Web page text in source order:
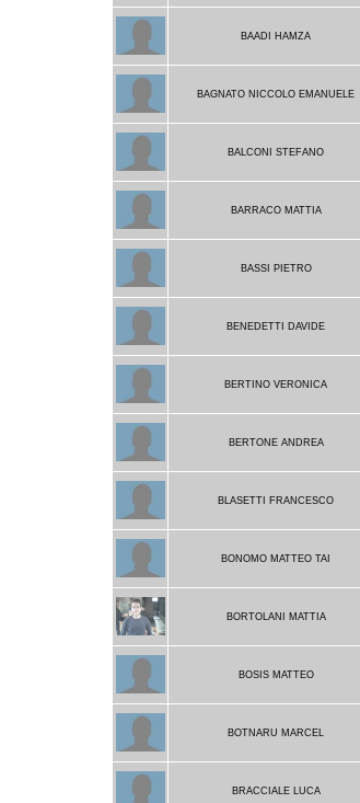
BAADI HAMZA
BAGNATO NICCOLO EMANUELE
BALCONI STEFANO
BARRACO MATTIA
BASSI PIETRO
BENEDETTI DAVIDE
BERTINO VERONICA
BERTONE ANDREA
BLASETTI FRANCESCO
BONOMO MATTEO TAI
BORTOLANI MATTIA
BOSIS MATTEO
BOTNARU MARCEL
BRACCIALE LUCA